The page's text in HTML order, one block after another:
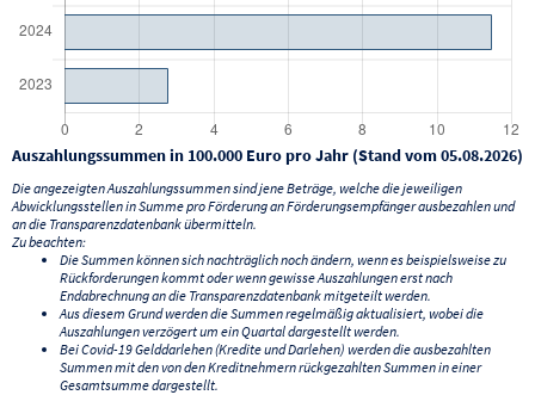
Auszahlungssummen in 100.000 Euro pro Jahr (Stand vom 05.08.2026)
Die angezeigten Auszahlungssummen sind jene Beträge, welche die jeweiligen
Abwicklungsstellen in Summe pro Förderung an Förderungsempfänger ausbezahlen und
an die Transparenzdatenbank übermitteln.
Zu beachten:
Die Summen können sich nachträglich noch ändern, wenn es beispielsweise zu
Rückforderungen kommt oder wenn gewisse Auszahlungen erst nach
Endabrechnung an die Transparenzdatenbank mitgeteilt werden.
Aus diesem Grund werden die Summen regelmäßig aktualisiert, wobei die
Auszahlungen verzögert um ein Quartal dargestellt werden.
Bei Covid-19 Gelddarlehen (Kredite und Darlehen) werden die ausbezahlten
Summen mit den von den Kreditnehmern rückgezahlten Summen in einer
Gesamtsumme dargestellt.